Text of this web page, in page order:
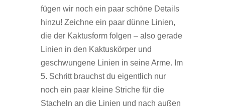
fügen wir noch ein paar schöne Details
hinzu! Zeichne ein paar dünne Linien,
die der Kaktusform folgen – also gerade
Linien in den Kaktuskörper und
geschwungene Linien in seine Arme. Im
5. Schritt brauchst du eigentlich nur
noch ein paar kleine Striche für die
Stacheln an die Linien und nach außen